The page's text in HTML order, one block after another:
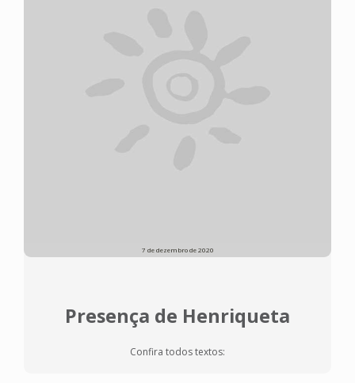
7 de dezembro de 2020
Presença de Henriqueta
Confira todos textos: